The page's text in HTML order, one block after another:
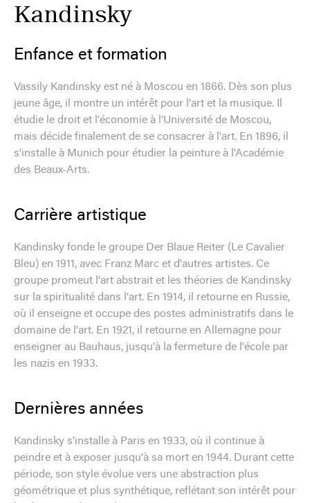
Kandinsky
Enfance et formation
Vassily Kandinsky est né à Moscou en 1866. Dès son plus
jeune âge, il montre un intérêt pour l'art et la musique. Il
étudie le droit et l'économie à l'Université de Moscou,
mais décide finalement de se consacrer à l'art. En 1896, il
s'installe à Munich pour étudier la peinture à l'Académie
des Beaux-Arts.
Carrière artistique
Kandinsky fonde le groupe Der Blaue Reiter (Le Cavalier
Bleu) en 1911, avec Franz Marc et d'autres artistes. Ce
groupe promeut l'art abstrait et les théories de Kandinsky
sur la spiritualité dans l'art. En 1914, il retourne en Russie,
où il enseigne et occupe des postes administratifs dans le
domaine de l'art. En 1921, il retourne en Allemagne pour
enseigner au Bauhaus, jusqu'à la fermeture de l'école par
les nazis en 1933.
Dernières années
Kandinsky s'installe à Paris en 1933, où il continue à
peindre et à exposer jusqu'à sa mort en 1944. Durant cette
période, son style évolue vers une abstraction plus
géométrique et plus synthétique, reflétant son intérêt pour